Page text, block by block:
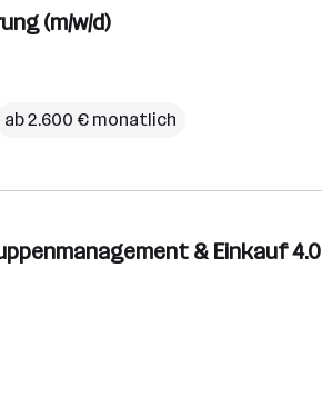
(m/w/d)
ab 2.600 € monatlich
& Einkauf 4.0